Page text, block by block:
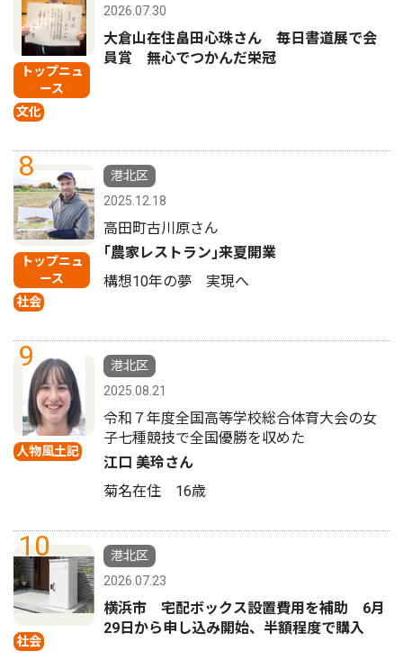
トップニュ
ース
文化
2026.07.30
大倉山在住畠田心珠さん 毎日書道展で会
員賞 無心でつかんだ栄冠
8
トップニュ
ース
社会
港北区
2025.12.18
高田町古川原さん
｢農家レストラン｣来夏開業
構想10年の夢 実現へ
9
人物風土記
港北区
2025.08.21
令和７年度全国高等学校総合体育大会の女
子七種競技で全国優勝を収めた
江口 美玲さん
菊名在住 16歳
10
社会
港北区
2026.07.23
横浜市 宅配ボックス設置費用を補助 6月
29日から申し込み開始、半額程度で購入